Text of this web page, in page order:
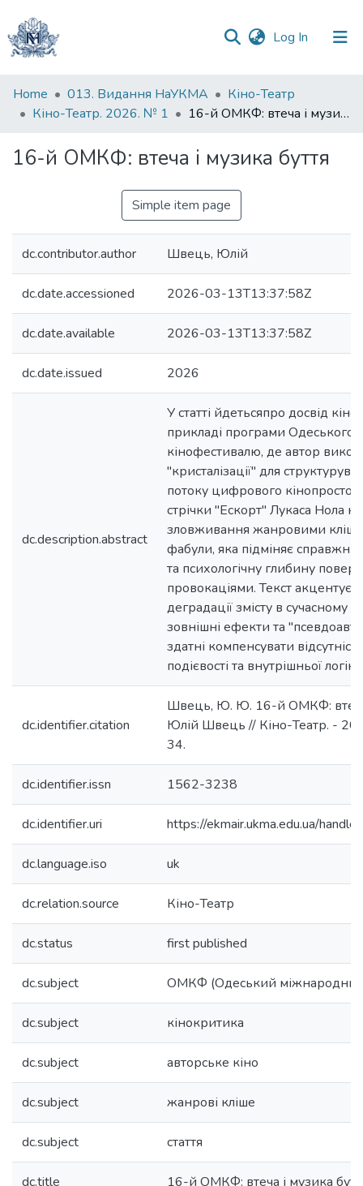
Log In (current)
Communities
&
All of DSpace
Home 013. Видання НаУКМА
Кіно-Театр
Кіно-Театр. 2026. № 1
16-й ОМКФ: втеча і музика буття
16-й ОМКФ: втеча і музика буття
Simple item page
dc.contributor.author Швець, Юлій
dc.date.accessioned 2026-03-13T13:37:58Z
dc.date.available 2026-03-13T13:37:58Z
dc.date.issued 2026
dc.description.abstract
У статті йдетьсяпро досвід
прикладі програми Одеського
кінофестивалю, де автор
"кристалізації" для
потоку цифрового
стрічки "Ескорт" Лукаса Нола
зловживання жанровими кліше
фабули, яка підміняє
та психологічну глибину
провокаціями. Текст акцентує
деградації змісту в сучасному
зовнішні ефекти та
здатні компенсувати
подієвості та внутрішньої
dc.identifier.citation
Швець, Ю. Ю. 16-й ОМКФ: втеча
Юлій Швець // Кіно-Театр. -
34.
dc.identifier.issn 1562-3238
dc.identifier.uri https://ekmair.ukma.edu.ua/
dc.language.iso uk
dc.relation.source Кіно-Театр
dc.status first published
dc.subject ОМКФ (Одеський міжнародний
dc.subject кінокритика
dc.subject авторське кіно
dc.subject жанрові кліше
dc.subject стаття
dc.title 16-й ОМКФ: втеча і музика